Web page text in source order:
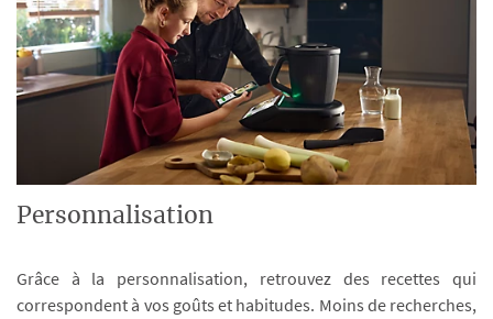
Personnalisation
Grâce à la personnalisation, retrouvez des recettes qui
correspondent à vos goûts et habitudes. Moins de recherches,